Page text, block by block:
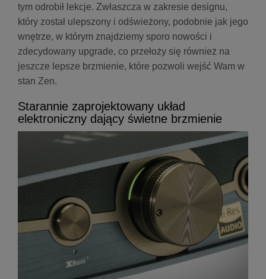
tym odrobił lekcje. Zwłaszcza w zakresie designu,
który został ulepszony i odświeżony, podobnie jak jego
wnętrze, w którym znajdziemy sporo nowości i
zdecydowany upgrade, co przełoży się również na
jeszcze lepsze brzmienie, które pozwoli wejść Wam w
stan Zen.
Starannie zaprojektowany układ
elektroniczny dający świetne brzmienie